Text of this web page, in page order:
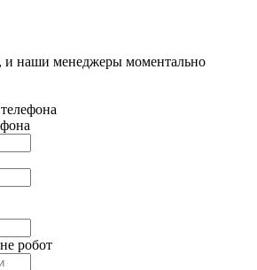
и наши менеджеры моментально
робот